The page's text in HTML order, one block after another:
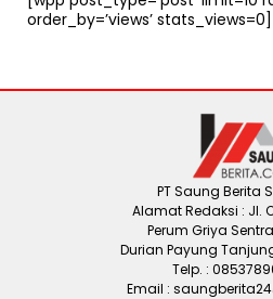
order_by=’views’ stats_views=0]
PT Saung Berita
Alamat Redaksi : Jl.
Perum Griya
Durian Payung
Telp. :
Email :